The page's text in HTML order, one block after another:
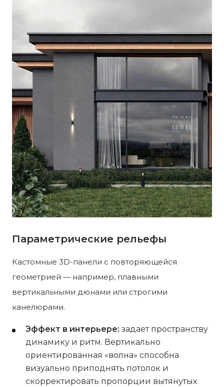
Параметрические рельефы
Кастомные 3D-панели с повторяющейся
геометрией — например, плавными
вертикальными дюнами или строгими
канелюрами.
Эффект в интерьере: задает пространству
динамику и ритм. Вертикально
ориентированная «волна» способна
визуально приподнять потолок и
скорректировать пропорции вытянутых